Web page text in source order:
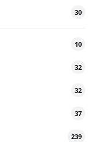
30
10
32
32
37
239